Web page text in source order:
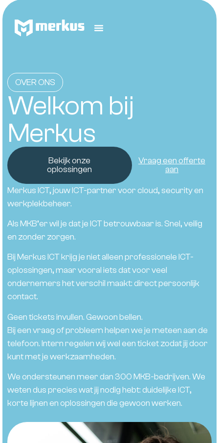
OVER ONS
Welkom bij
Merkus
Bekijk onze
oplossingen
Vraag een offerte
aan
Merkus ICT, jouw ICT-partner voor cloud, security en
werkplekbeheer.
Als MKB’er wil je dat je ICT betrouwbaar is. Snel, veilig
en zonder zorgen.
Bij Merkus ICT krijg je niet alleen professionele ICT-
oplossingen, maar vooral iets dat voor veel
ondernemers het verschil maakt: direct persoonlijk
contact.
Geen tickets invullen. Gewoon bellen.
Bij een vraag of probleem helpen we je meteen aan de
telefoon. Intern regelen wij wel een ticket zodat jij door
kunt met je werkzaamheden.
We ondersteunen meer dan 300 MKB-bedrijven. We
weten dus precies wat jij nodig hebt: duidelijke ICT,
korte lijnen en oplossingen die gewoon werken.